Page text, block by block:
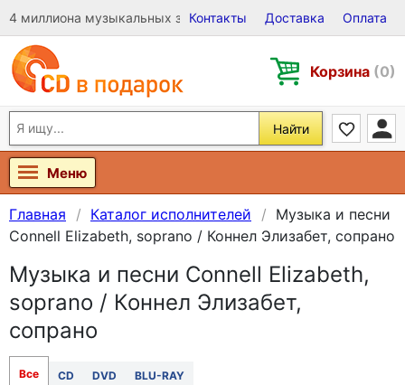
4 миллиона музыкальных записей на Виниле, CD и DVD
Контакты Доставка Оплата
Корзина (0)
Найти
Меню
Главная Каталог исполнителей
Музыка и песни
Connell Elizabeth, soprano / Коннел Элизабет, сопрано
Музыка и песни Connell Elizabeth,
soprano / Коннел Элизабет,
сопрано
Все CD DVD BLU-RAY